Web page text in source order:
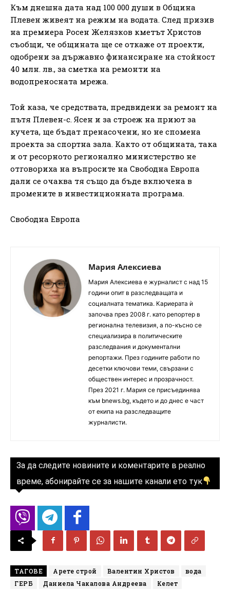
Към днешна дата над 100 000 души в Община
Плевен живеят на режим на водата. След призив
на премиера Росен Желязков кметът Христов
съобщи, че общината ще се откаже от проекти,
одобрени за държавно финансиране на стойност
40 млн. лв., за сметка на ремонти на
водопреносната мрежа.
Той каза, че средствата, предвидени за ремонт на
пътя Плевен-с. Ясен и за строеж на приют за
кучета, ще бъдат пренасочени, но не спомена
проекта за спортна зала. Както от общината, така
и от ресорното регионално министерство не
отговориха на въпросите на Свободна Европа
дали се очаква тя също да бъде включена в
промените в инвестиционната програма.
Свободна Европа
Мария Алексиева
Мария Алексиева е журналист с над 15
години опит в разследващата и
социалната тематика. Кариерата ѝ
започва през 2008 г. като репортер в
регионална телевизия, а по-късно се
специализира в политическите
разследвания и документални
репортажи. През годините работи по
десетки ключови теми, свързани с
обществен интерес и прозрачност.
През 2021 г. Мария се присъединява
към bnews.bg, където и до днес е част
от екипа на разследващите
журналисти.
За да следите новините и коментарите в реално
време, абонирайте се за нашите канали ето тук
ТАГОВЕ Арете строй Валентин Христов
вода
ГЕРБ
Даниела Чакалова Андреева Келет